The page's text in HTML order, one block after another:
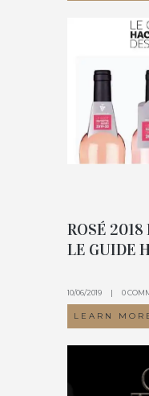
ROSÉ
LE GUIDE
10/06/2019 0
LEARN